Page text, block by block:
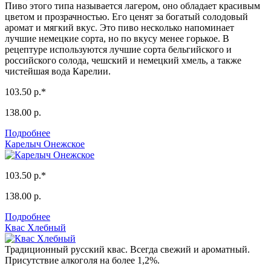
Пиво этого типа называется лагером, оно обладает красивым
цветом и прозрачностью. Его ценят за богатый солодовый
аромат и мягкий вкус. Это пиво несколько напоминает
лучшие немецкие сорта, но по вкусу менее горькое. В
рецептуре используются лучшие сорта бельгийского и
российского солода, чешский и немецкий хмель, а также
чистейшая вода Карелии.
103.50 р.*
138.00 р.
Подробнее
Карелыч Онежское
103.50 р.*
138.00 р.
Подробнее
Квас Хлебный
Традиционный русский квас. Всегда свежий и ароматный.
Присутствие алкоголя на более 1,2%.